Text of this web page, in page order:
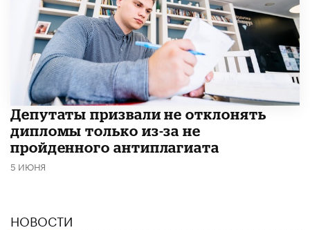
Депутаты призвали не отклонять
дипломы только из-за не
пройденного антиплагиата
5 ИЮНЯ
НОВОСТИ